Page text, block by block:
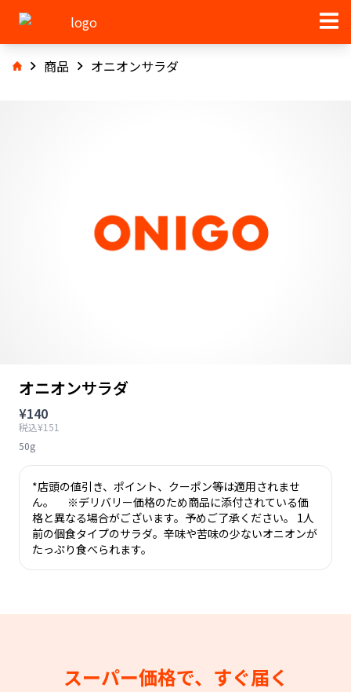
商品 オニオンサラダ
オニオンサラダ
¥140
税込¥151
50g
*店頭の値引き、ポイント、クーポン等は適用されませ
ん。 ※デリバリー価格のため商品に添付されている価
格と異なる場合がございます。予めご了承ください。 1人
前の個食タイプのサラダ。辛味や苦味の少ないオニオンが
たっぷり食べられます。
スーパー価格で、すぐ届く